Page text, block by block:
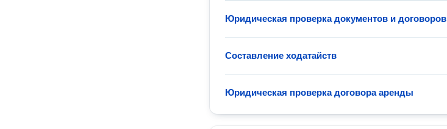
Юридическая проверка документов и договоров
Составление ходатайств
Юридическая проверка договора аренды